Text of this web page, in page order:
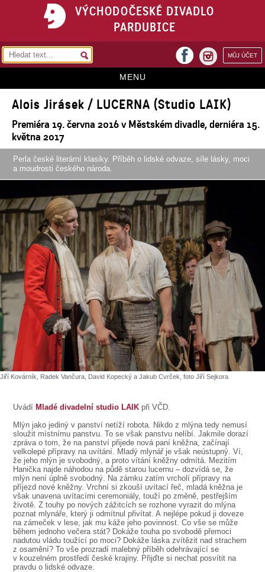
VÝCHODOČESKÉ DIVADLO
PARDUBICE
MŮJ ÚČET
facebook
MENU
HOME
PROGRAM
REPERTOÁR
VSTUPENKY
PŘEDPLATNÉ
KONTAKTY
O DIVADLE
SOUBOR
DÁLE NABÍZÍME
Alois Jirásek / LUCERNA (Studio LAIK)
Premiéra 19. června 2016 v Městském divadle, derniéra 15.
května 2017
Perla české literární klasiky. Příběh o lidské odvaze, síle lásky, moci
a moudrosti českého národa.
Jiří Kovárník, Radek Vančura, David Kopecký a Jakub Cvrček, foto Jiří Sejkora
Uvádí Mladé divadelní studio LAIK při VČD.
Mlýn jako jediný v panství netíží robota. Nikdo z mlýna tedy nemusí
sloužit místnímu panstvu. To se však panstvu nelíbí. Jakmile dorazí
zpráva o tom, že na panství přijede nová paní kněžna, začínají
velkolepé přípravy na uvítání. Mladý mlynář je však neústupný. Ví,
že jeho mlýn je svobodný, a proto vítání kněžny odmítá. Mezitím
Hanička najde náhodou na půdě starou lucernu – dozvídá se, že
mlýn není úplně svobodný. Na zámku zatím vrcholí přípravy na
příjezd nové kněžny. Vrchní si zkouší uvítací řeč, mladá kněžna je
však unavena uvítacími ceremoniály, touží po změně, pestřejším
životě. Z touhy po nových zážitcích se rozhone vyrazit do mlýna
poznat mlynáře, který ji odmítnul přivítat. A nejlépe pokud ji doveze
na zámeček v lese, jak mu káže jeho povinnost. Co vše se může
během jednoho večera stát? Dokáže touha po svobodě přemoci
nadutou vládu toužící po moci? Dokáže láska zvítězit nad strachem
z osamění? To vše prozradí malebný příběh odehrávající se
v kouzelném prostředí české krajiny. Přijďte si nechat posvítit na
pravdu o lidské odvaze.